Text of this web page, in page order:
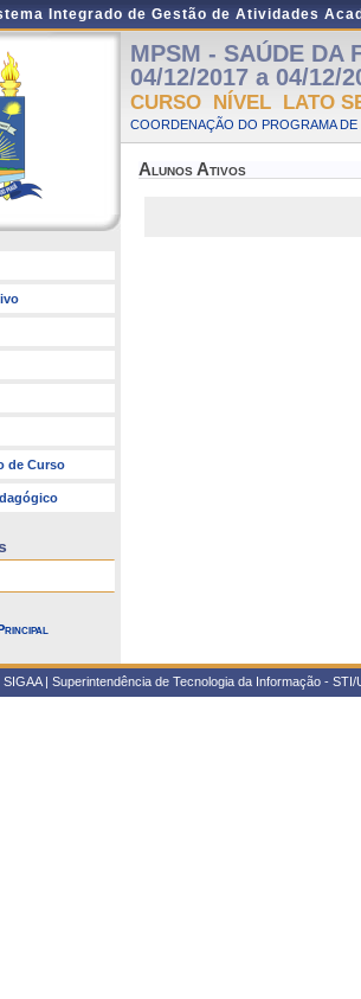
Integrado de Gestão de Atividades
de Curso
MPSM - SAÚDE DA
04/12/2017 a 04/12/
CURSO NÍVEL LATO
COORDENAÇÃO DO PROGRAMA
Alunos Ativos
SIGAA | Superintendência de Tecnologia da Informação -